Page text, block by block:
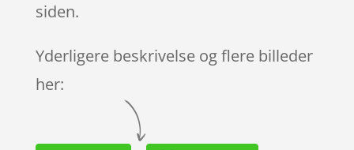
siden.
Yderligere beskrivelse og flere billeder
her: